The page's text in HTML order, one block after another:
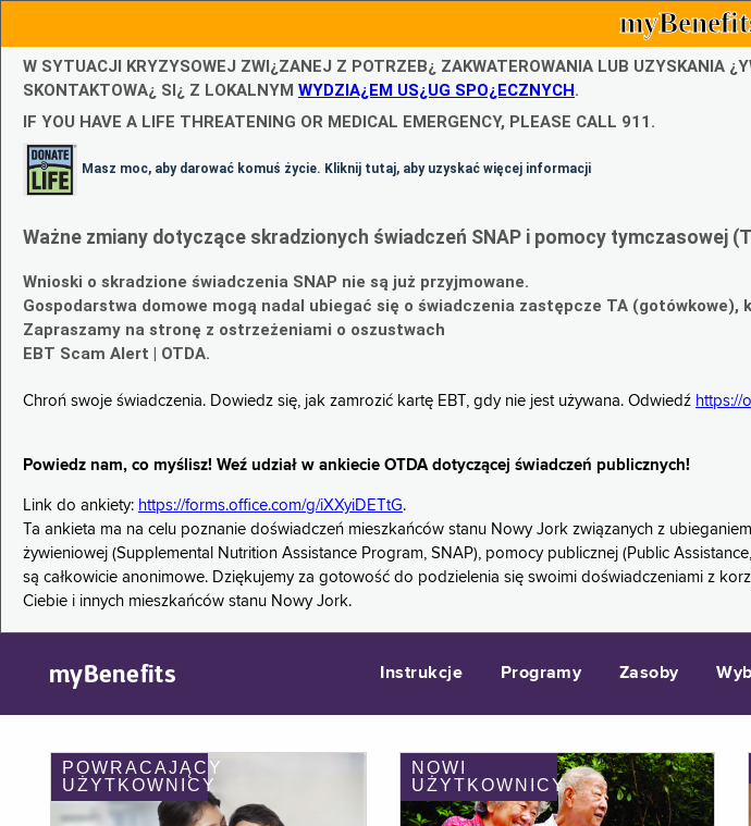
W SYTUACJI KRYZYSOWEJ ZWI¿ZANEJ Z POTRZEB¿ ZAKWATEROWANIA LUB UZYSKANIA
SKONTAKTOWA¿ SI¿ Z LOKALNYM WYDZIA¿EM US¿UG SPO¿ECZNYCH.
IF YOU HAVE A LIFE THREATENING OR MEDICAL EMERGENCY, PLEASE CALL 911.
Masz moc, aby darować komuś życie. Kliknij tutaj, aby uzyskać więcej informacji
Ważne zmiany dotyczące skradzionych świadczeń SNAP i pomocy tymczasowej
Wnioski o skradzione świadczenia SNAP nie są już przyjmowane.
Gospodarstwa domowe mogą nadal ubiegać się o świadczenia zastępcze TA (gotówkowe),
Zapraszamy na stronę z ostrzeżeniami o oszustwach
EBT Scam Alert | OTDA.
Chroń swoje świadczenia. Dowiedz się, jak zamrozić kartę EBT, gdy nie jest używana. Odwiedź https://
Powiedz nam, co myślisz! Weź udział w ankiecie OTDA dotyczącej świadczeń publicznych!
Link do ankiety: https://forms.office.com/g/iXXyiDETtG.
Ta ankieta ma na celu poznanie doświadczeń mieszkańców stanu Nowy Jork związanych z
żywieniowej (Supplemental Nutrition Assistance Program, SNAP), pomocy publicznej (Public
są całkowicie anonimowe. Dziękujemy za gotowość do podzielenia się swoimi doświadczeniami z
Ciebie i innych mieszkańców stanu Nowy Jork.
myBenefits Instrukcje Programy Zasoby
POWRACAJĄCY
UŻYTKOWNICY
NOWI
UŻYTKOWNICY